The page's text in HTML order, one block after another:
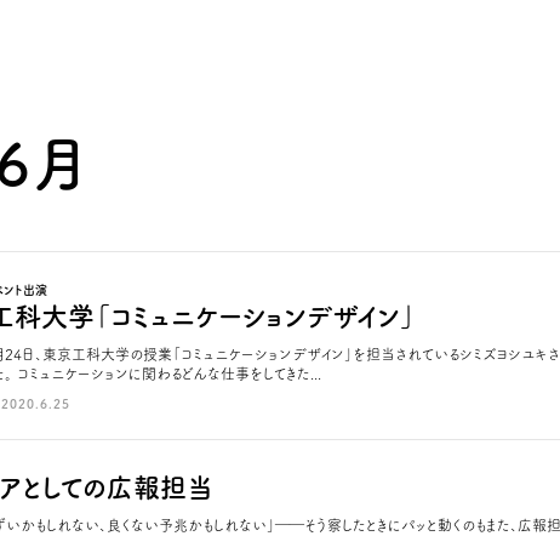
月
ント出演
大学「コミュニケーションデザイン」
日、東京工科大学の授業「コミュニケーションデザイン」を担当されているシミズヨシユキさ
。 コミュニケーションに関わるどんな仕事をしてきた...
2020.6.25
アとしての広報担当
ずいかもしれない、良くない予兆かもしれない」――そう察したときにパッと動くのもまた、広報